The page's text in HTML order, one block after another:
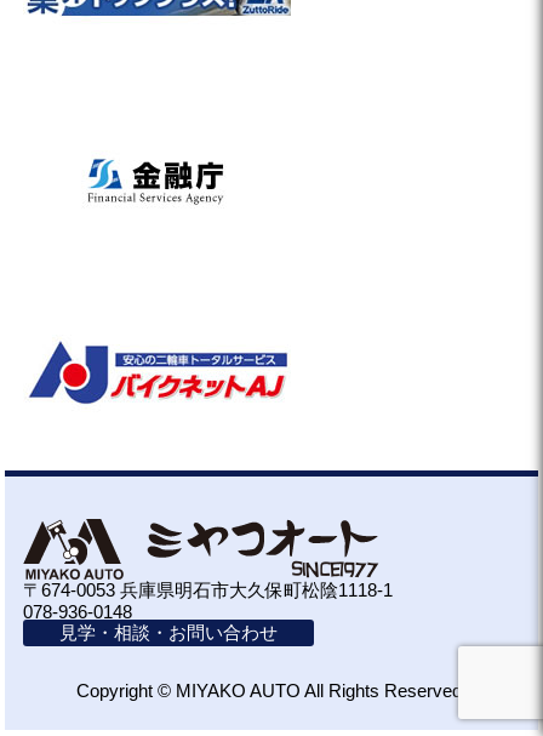
〒674-0053 兵庫県明石市大久保町松陰1118-1
078-936-0148
見学・相談・お問い合わせ
Copyright © MIYAKO AUTO All Rights Reserved.